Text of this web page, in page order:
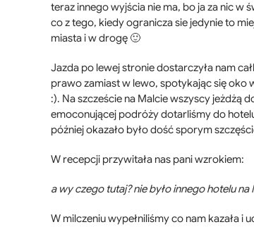
teraz innego wyjścia nie ma, bo ja za nic w
co z tego, kiedy ogranicza sie jedynie to
miasta i w drogę 🙂
Jazda po lewej stronie dostarczyła nam
prawo zamiast w lewo, spotykając się oko
:). Na szczeście na Malcie wszyscy jeżdżą
emoconującej podróży dotarliśmy do
później okazało było dość sporym
W recepcji przywitała nas pani wzrokiem:
a wy czego tutaj? nie było innego hotelu na
W milczeniu wypełniliśmy co nam kazała